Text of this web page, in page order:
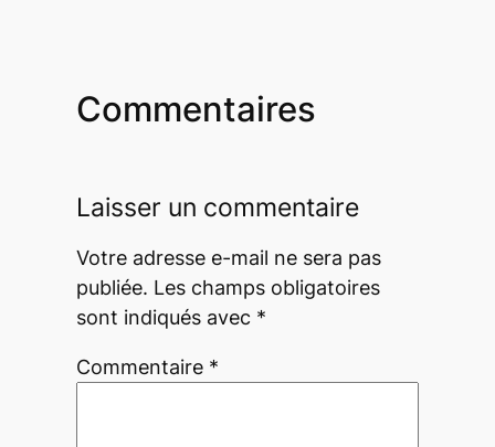
Commentaires
Laisser un commentaire
Votre adresse e-mail ne sera pas
publiée. Les champs obligatoires
sont indiqués avec *
Commentaire *